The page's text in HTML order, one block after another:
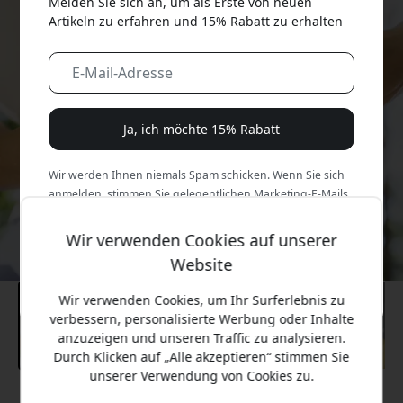
Wir verwenden Cookies auf unserer
Website
Wir verwenden Cookies, um Ihr Surferlebnis zu
verbessern, personalisierte Werbung oder Inhalte
anzuzeigen und unseren Traffic zu analysieren.
Durch Klicken auf „Alle akzeptieren“ stimmen Sie
unserer Verwendung von Cookies zu.
Artikeln zu erfahren und 15% Rabatt zu erhalten
Ja, ich möchte 15% Rabatt
Wir werden Ihnen niemals Spam schicken. Wenn Sie sich
anmelden, stimmen Sie gelegentlichen Marketing-E-Mails,
Nein, ich zahle lieber den vollen Preis.